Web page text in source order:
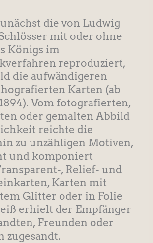
die von Ludwig
mit oder ohne
Königs im
reproduziert,
die aufwändigeren
Karten (ab
Vom fotografierten,
oder gemalten Abbild
reichte die
zu unzähligen Motiven,
und komponiert
, Relief- und
Karten mit
Glitter oder in Folie
erhielt der Empfänger
Freunden oder
zugesandt.